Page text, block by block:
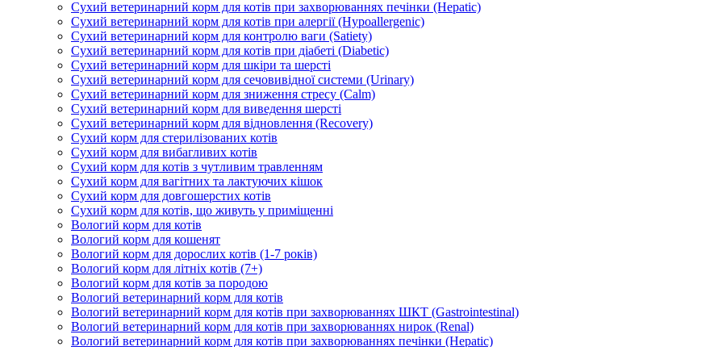
Сухий ветеринарний корм для котів при захворюваннях печінки (Hepatic)
Сухий ветеринарний корм для котів при алергії (Hypoallergenic)
Сухий ветеринарний корм для контролю ваги (Satiety)
Сухий ветеринарний корм для котів при діабеті (Diabetic)
Сухий ветеринарний корм для шкіри та шерсті
Сухий ветеринарний корм для сечовивідної системи (Urinary)
Сухий ветеринарний корм для зниження стресу (Calm)
Сухий ветеринарний корм для виведення шерсті
Сухий ветеринарний корм для відновлення (Recovery)
Сухий корм для стерилізованих котів
Сухий корм для вибагливих котів
Сухий корм для котів з чутливим травленням
Сухий корм для вагітних та лактуючих кішок
Сухий корм для довгошерстих котів
Сухий корм для котів, що живуть у приміщенні
Вологий корм для котів
Вологий корм для кошенят
Вологий корм для дорослих котів (1-7 років)
Вологий корм для літніх котів (7+)
Вологий корм для котів за породою
Вологий ветеринарний корм для котів
Вологий ветеринарний корм для котів при захворюваннях ШКТ (Gastrointestinal)
Вологий ветеринарний корм для котів при захворюваннях нирок (Renal)
Вологий ветеринарний корм для котів при захворюваннях печінки (Hepatic)